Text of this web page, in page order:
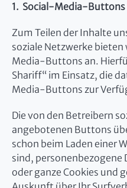
1. Social-Media-Buttons
Zum Teilen der Inhalte
soziale Netzwerke
Media-Buttons an.
Shariff“ im Einsatz, die
Media-Buttons zur
Die von den Betreibern
angebotenen Buttons
schon beim Laden einer
sind, personenbezogene
oder ganze Cookies und